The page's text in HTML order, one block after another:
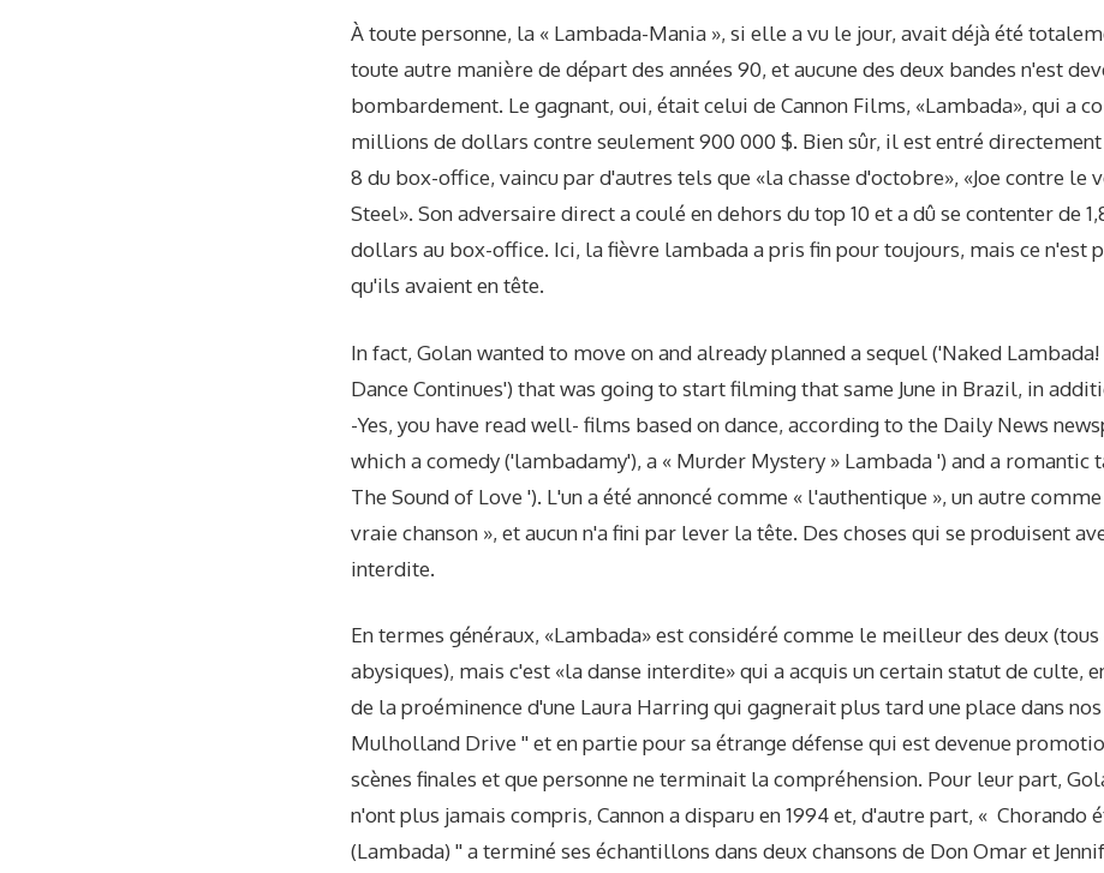
À toute personne, la « Lambada-Mania », si elle a vu le jour, avait déjà été
toute autre manière de départ des années 90, et aucune des deux bandes n'est
bombardement. Le gagnant, oui, était celui de Cannon Films, «Lambada», qui a
millions de dollars contre seulement 900 000 $. Bien sûr, il est entré
8 du box-office, vaincu par d'autres tels que «la chasse d'octobre», «Joe contre le
Steel». Son adversaire direct a coulé en dehors du top 10 et a dû se contenter de
dollars au box-office. Ici, la fièvre lambada a pris fin pour toujours, mais ce n'est
qu'ils avaient en tête.
In fact, Golan wanted to move on and already planned a sequel ('Naked
Dance Continues') that was going to start filming that same June in Brazil, in
-Yes, you have read well- films based on dance, according to the Daily News
which a comedy ('lambadamy'), a « Murder Mystery » Lambada ') and a romantic
The Sound of Love '). L'un a été annoncé comme « l'authentique », un autre
vraie chanson », et aucun n'a fini par lever la tête. Des choses qui se produisent
interdite.
En termes généraux, «Lambada» est considéré comme le meilleur des deux
abysiques), mais c'est «la danse interdite» qui a acquis un certain statut de culte,
de la proéminence d'une Laura Harring qui gagnerait plus tard une place dans
Mulholland Drive '' et en partie pour sa étrange défense qui est devenue
scènes finales et que personne ne terminait la compréhension. Pour leur part,
n'ont plus jamais compris, Cannon a disparu en 1994 et, d'autre part, « Chorando
(Lambada) '' a terminé ses échantillons dans deux chansons de Don Omar et